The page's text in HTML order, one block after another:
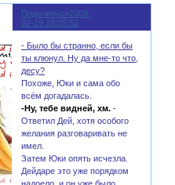
Поделиться2009-
02-19 18:05:52
- Было бы странно, если бы
ты клюнул. Ну да мне-то что,
десу?
Похоже, Юки и сама обо
всём догадалась.
-Ну, тебе видней, хм. -
Ответил Дей, хотя особого
желания разговаривать не
имел.
Затем Юки опять исчезла.
Дейдаре это уже порядком